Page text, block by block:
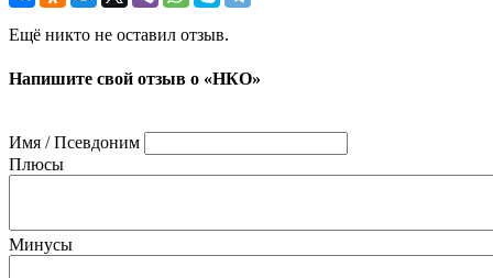
Ещё никто не оставил отзыв.
Напишите свой отзыв о «НКО»
Имя / Псевдоним
Плюсы
Минусы